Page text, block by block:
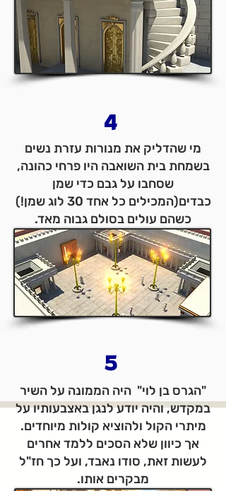
4
מי שהדליק את מנורות עזרת נשים
בשמחת בית השואבה היו פרחי כהונה,
שסחבו על גבם כדי שמן
כבדים(המכילים כל אחד 30 לוג שמן!)
כשהם עולים בסולם גבוה מאד.
5
"הגרס בן לוי" היה הממונה על השיר
במקדש, והיה יודע לנגן באצבעותיו על
מיתרי הקול ולהוציא קולות מיוחדים.
אך כיוון שלא הסכים ללמד אחרים
לעשות זאת, סודו נאבד, ועל כך חז"ל
מבקרים אותו.